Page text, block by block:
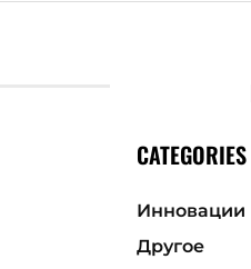
CATEGORIES
Инновации
Другое